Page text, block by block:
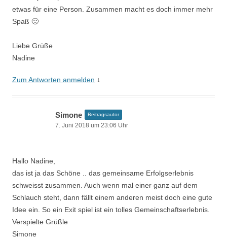
etwas für eine Person. Zusammen macht es doch immer mehr
Spaß 🙂
Liebe Grüße
Nadine
Zum Antworten anmelden ↓
Simone Beitragsautor
7. Juni 2018 um 23:06 Uhr
Hallo Nadine,
das ist ja das Schöne .. das gemeinsame Erfolgserlebnis
schweisst zusammen. Auch wenn mal einer ganz auf dem
Schlauch steht, dann fällt einem anderen meist doch eine gute
Idee ein. So ein Exit spiel ist ein tolles Gemeinschaftserlebnis.
Verspielte Grüßle
Simone